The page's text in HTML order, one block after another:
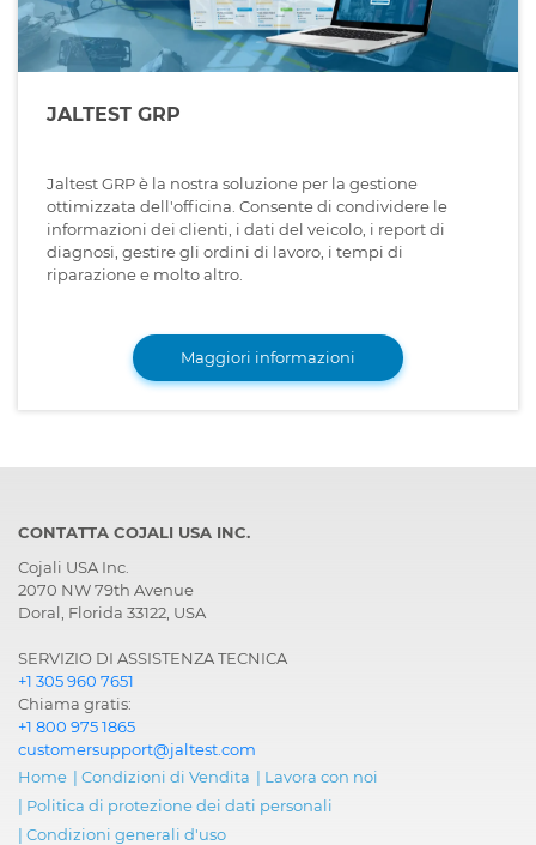
JALTEST GRP
Jaltest GRP è la nostra soluzione per la gestione
ottimizzata dell'officina. Consente di condividere le
informazioni dei clienti, i dati del veicolo, i report di
diagnosi, gestire gli ordini di lavoro, i tempi di
riparazione e molto altro.
Maggiori informazioni
CONTATTA COJALI USA INC.
Cojali USA Inc.
2070 NW 79th Avenue
Doral, Florida 33122, USA
SERVIZIO DI ASSISTENZA TECNICA
+1 305 960 7651
Chiama gratis:
+1 800 975 1865
customersupport@jaltest.com
Home | Condizioni di Vendita | Lavora con noi
| Politica di protezione dei dati personali
| Condizioni generali d'uso